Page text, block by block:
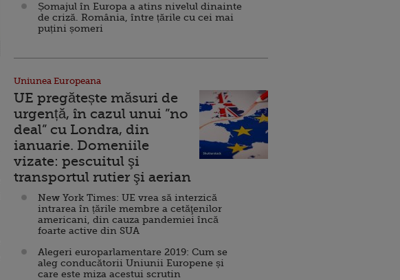
Șomajul în Europa a atins nivelul dinainte
de criză. România, între țările cu cei mai
puțini șomeri
Uniunea Europeana
UE pregătește măsuri de
urgență, în cazul unui ”no
deal” cu Londra, din
ianuarie. Domeniile
vizate: pescuitul şi
transportul rutier şi aerian
New York Times: UE vrea să interzică
intrarea în țările membre a cetăţenilor
americani, din cauza pandemiei încă
foarte active din SUA
Alegeri europarlamentare 2019: Cum se
aleg conducătorii Uniunii Europene și
care este miza acestui scrutin